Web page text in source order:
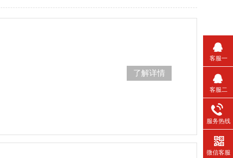
了解详情
客服一
客服二
服务热线
微信客服